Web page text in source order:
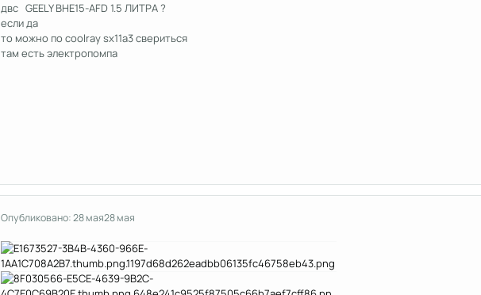
двс GEELY BHE15-AFD 1.5 ЛИТРА ?
если да
то можно по coolray sx11a3 свериться
там есть электропомпа
Опубликовано:28 мая28 мая